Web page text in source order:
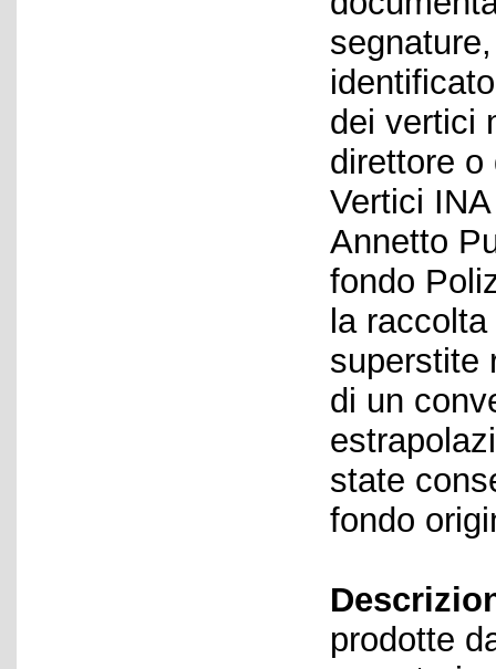
dei vertici
direttore o
Vertici
Annetto
fondo
la
superstite
di un
state
fondo
prodotte